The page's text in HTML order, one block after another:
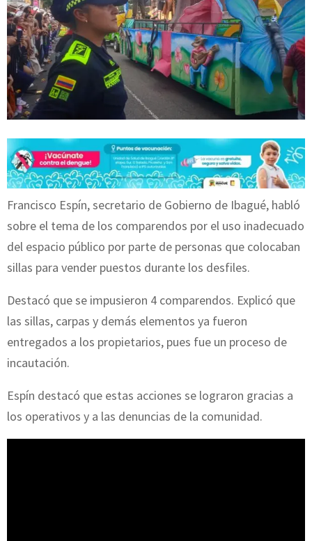
Francisco Espín, secretario de Gobierno de Ibagué, habló
sobre el tema de los comparendos por el uso inadecuado
del espacio público por parte de personas que colocaban
sillas para vender puestos durante los desfiles.
Destacó que se impusieron 4 comparendos. Explicó que
las sillas, carpas y demás elementos ya fueron
entregados a los propietarios, pues fue un proceso de
incautación.
Espín destacó que estas acciones se lograron gracias a
los operativos y a las denuncias de la comunidad.